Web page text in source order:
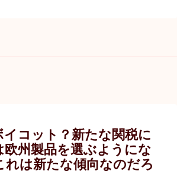
コット？新たな関税に
欧州製品を選ぶようにな
れは新たな傾向なのだろ